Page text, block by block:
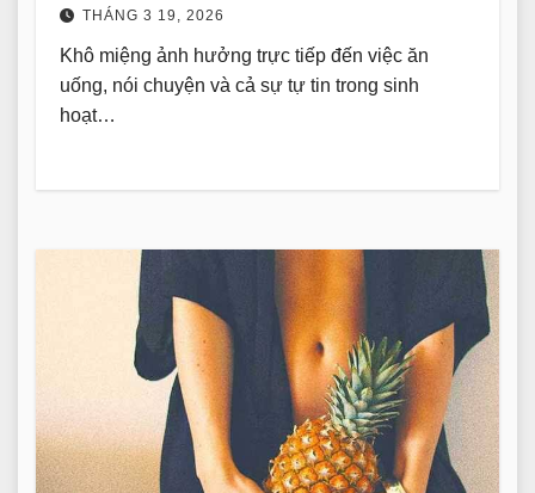
THÁNG 3 19, 2026
Khô miệng ảnh hưởng trực tiếp đến việc ăn
uống, nói chuyện và cả sự tự tin trong sinh
hoạt…